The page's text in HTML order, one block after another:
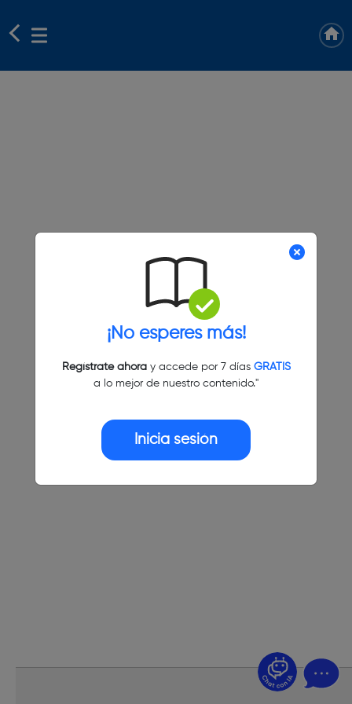
¡No esperes más!
Regístrate ahoray accede por 7 días GRATIS
a lo mejor de nuestro contenido."
Inicia sesión